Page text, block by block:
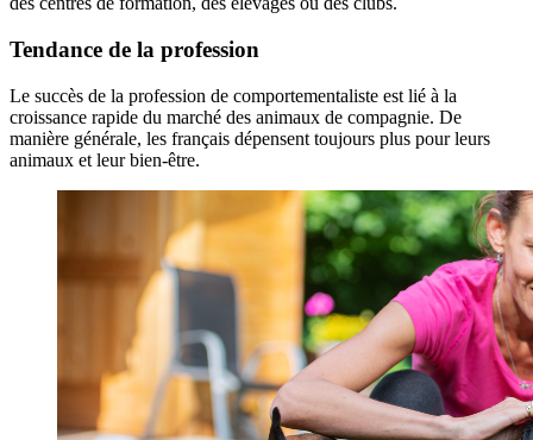
Tendance de la profession
Le succès de la profession de comportementaliste est lié à la
croissance rapide du marché des animaux de compagnie. De
manière générale, les français dépensent toujours plus pour leurs
animaux et leur bien-être.